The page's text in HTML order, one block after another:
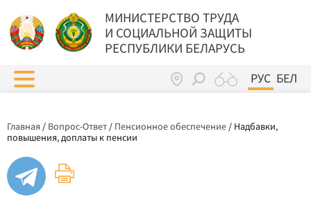
МИНИСТЕРСТВО ТРУДА
И СОЦИАЛЬНОЙ ЗАЩИТЫ
РЕСПУБЛИКИ БЕЛАРУСЬ
РУС БЕЛ
Главная / Вопрос-Ответ / Пенсионное обеспечение / Надбавки,
повышения, доплаты к пенсии